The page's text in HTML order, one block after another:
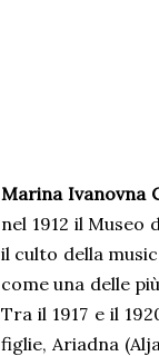
Marina Ivanovna
nel 1912 il
il culto della
come una delle
Tra il 1917 e il
figlie, Ariadna